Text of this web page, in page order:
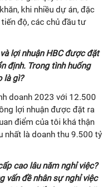
khi nhiều dự án, đặc
độ, các chủ đầu tư
lợi nhuận HBC được đặt
định. Trong tình huống
là gì?
doanh 2023 với 12.500
lợi nhuận được đặt ra
điểm của tôi khá thận
nhất là doanh thu 9.500 tỷ
cao lâu năm nghỉ việc?
vấn đề nhân sự nghỉ việc